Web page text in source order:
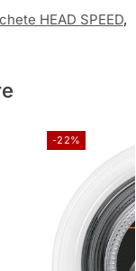
HEAD SPEED,
-22%